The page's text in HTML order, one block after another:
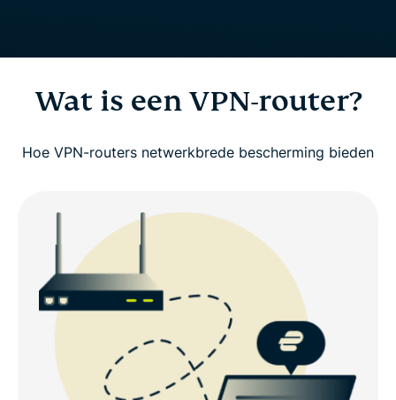
Wat is een VPN-router?
Hoe VPN-routers netwerkbrede bescherming bieden